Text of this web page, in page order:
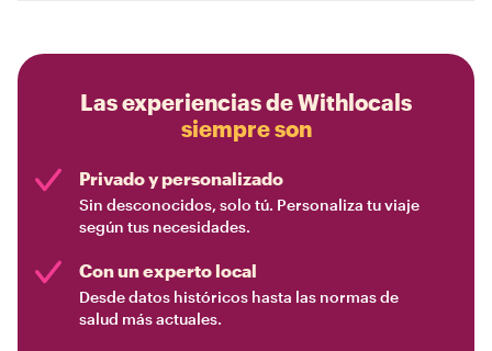
Las experiencias de Withlocals
siempre son
Privado y personalizado
Sin desconocidos, solo tú. Personaliza tu viaje
según tus necesidades.
Con un experto local
Desde datos históricos hasta las normas de
salud más actuales.